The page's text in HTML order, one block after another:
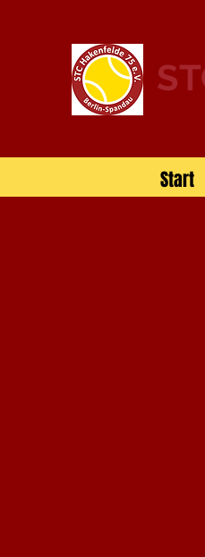
Start